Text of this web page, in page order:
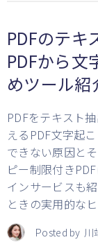
PDFのテキ
PDFから文
めツール紹
PDFをテキスト
えるPDF文字起
できない原因と
ピー制限付き
インサービスも
ときの実用的な
Posted by 川